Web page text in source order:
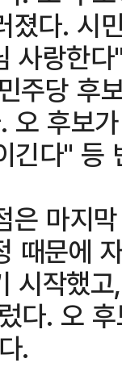
졌다. 시
사랑한
주당 후
오 후보
다" 등
은 마지
때문에
시작했
다. 오
.